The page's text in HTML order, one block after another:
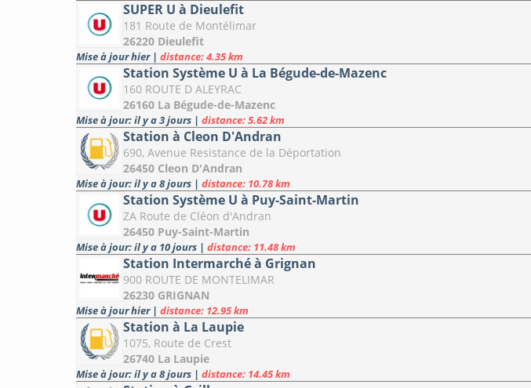
SUPER U à Dieulefit
181 Route de Montélimar
26220 Dieulefit
Mise à jour hier | distance: 4.35 km
Station Système U à La Bégude-de-Mazenc
160 ROUTE D ALEYRAC
26160 La Bégude-de-Mazenc
Mise à jour: il y a 3 jours | distance: 5.62 km
Station à Cleon D'Andran
690, Avenue Resistance de la Déportation
26450 Cleon D'Andran
Mise à jour: il y a 8 jours | distance: 10.78 km
Station Système U à Puy-Saint-Martin
ZA Route de Cléon d'Andran
26450 Puy-Saint-Martin
Mise à jour: il y a 10 jours | distance: 11.48 km
Station Intermarché à Grignan
900 ROUTE DE MONTELIMAR
26230 GRIGNAN
Mise à jour hier | distance: 12.95 km
Station à La Laupie
1075, Route de Crest
26740 La Laupie
Mise à jour: il y a 8 jours | distance: 14.45 km